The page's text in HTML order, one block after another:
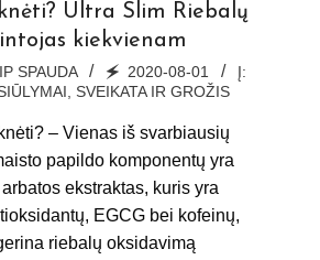
Ultra Slim Riebalų
kiekvienam
SPAUDA 🗲 2020-08-01
Į:
, SVEIKATA IR GROŽIS
– Vienas iš svarbiausių
papildo komponentų yra
ekstraktas, kuris yra
EGCG bei kofeinų,
riebalų oksidavimą